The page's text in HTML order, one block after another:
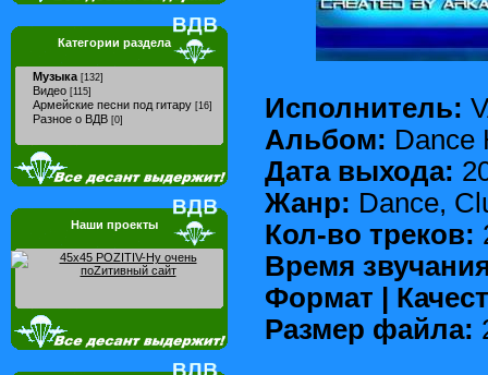
Категории раздела
Музыка [132]
Видео [115]
Армейские песни под гитару [16]
Разное о ВДВ [0]
Наши проекты
Исполнитель:
Альбом: Dance
Дата выхода:
Жанр: Dance,
Кол-во треков:
Время
Формат |
Размер файла: